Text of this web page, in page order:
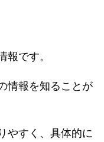
です。
情報を知ることが
やすく、具体的に